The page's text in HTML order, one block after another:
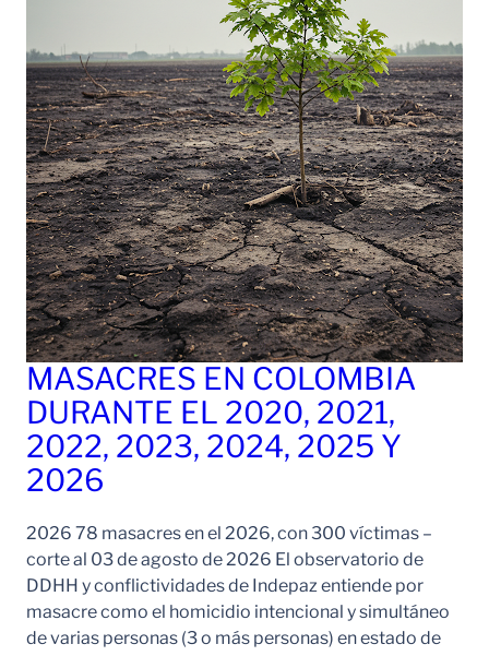
MASACRES EN COLOMBIA
DURANTE EL 2020, 2021,
2022, 2023, 2024, 2025 Y
2026
2026 78 masacres en el 2026, con 300 víctimas –
corte al 03 de agosto de 2026 El observatorio de
DDHH y conflictividades de Indepaz entiende por
masacre como el homicidio intencional y simultáneo
de varias personas (3 o más personas) en estado de